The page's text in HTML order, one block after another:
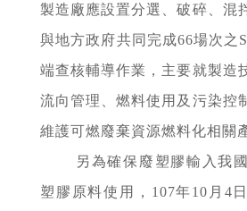
製造廠應設置分選、破碎、混
與地方政府共同完成66場次之
端查核輔導作業，主要就製造
流向管理、燃料使用及污染控
維護可燃廢棄資源燃料化相關
另為確保廢塑膠輸入我
塑膠原料使用，107年10月4